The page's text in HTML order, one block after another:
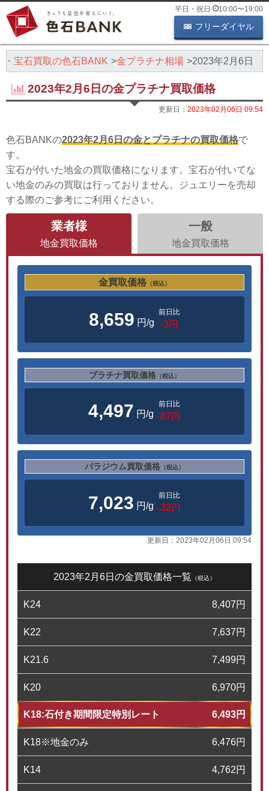
平日・祝日 10:00〜19:00
フリーダイヤル
・宝石買取の色石BANK 金プラチナ相場 2023年2月6日
2023年2月6日の金プラチナ買取価格
更新日： 2023年02月06日 09:54
色石BANKの2023年2月6日の金とプラチナの買取価格で
す。
宝石が付いた地金の買取価格になります。宝石が付いてな
い地金のみの買取は行っておりません。ジュエリーを売却
する際のご参考にご利用ください。
業者様
地金買取価格
一般
地金買取価格
金買取価格 （税込）
8,659 円/g
前日比
-3円
プラチナ買取価格 （税込）
4,497 円/g
前日比
-87円
パラジウム買取価格 （税込）
7,023 円/g
前日比
-32円
更新日： 2023年02月06日 09:54
2023年2月6日の金買取価格一覧 （税込）
K24 8,407円
K22 7,637円
K21.6 7,499円
K20 6,970円
K18:石付き期間限定特別レート 6,493円
K18※地金のみ 6,476円
K14 4,762円